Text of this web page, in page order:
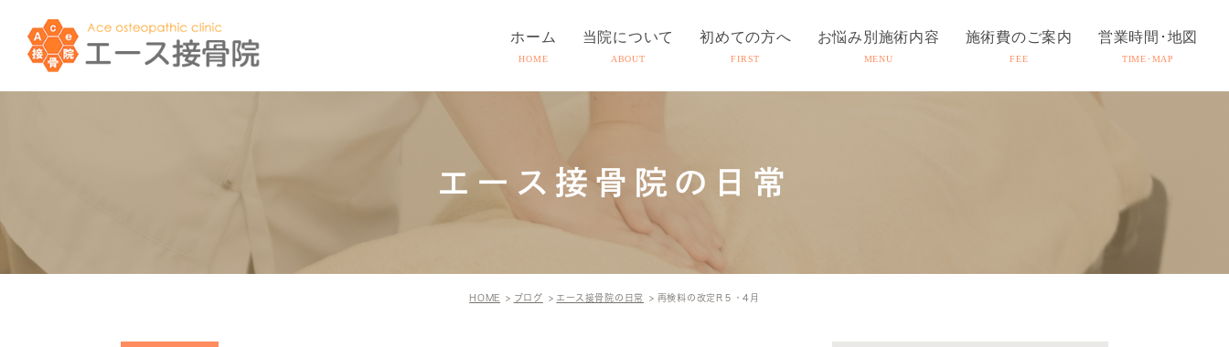
ホーム
HOME
当院について
ABOUT
初めての方へ
FIRST
お悩み別施術内容
MENU
施術費のご案内
FEE
営業時間･地図
TIME･MAP
エース接骨院の日常
HOME ブログ エース接骨院の日常 再検料の改定R５・4月